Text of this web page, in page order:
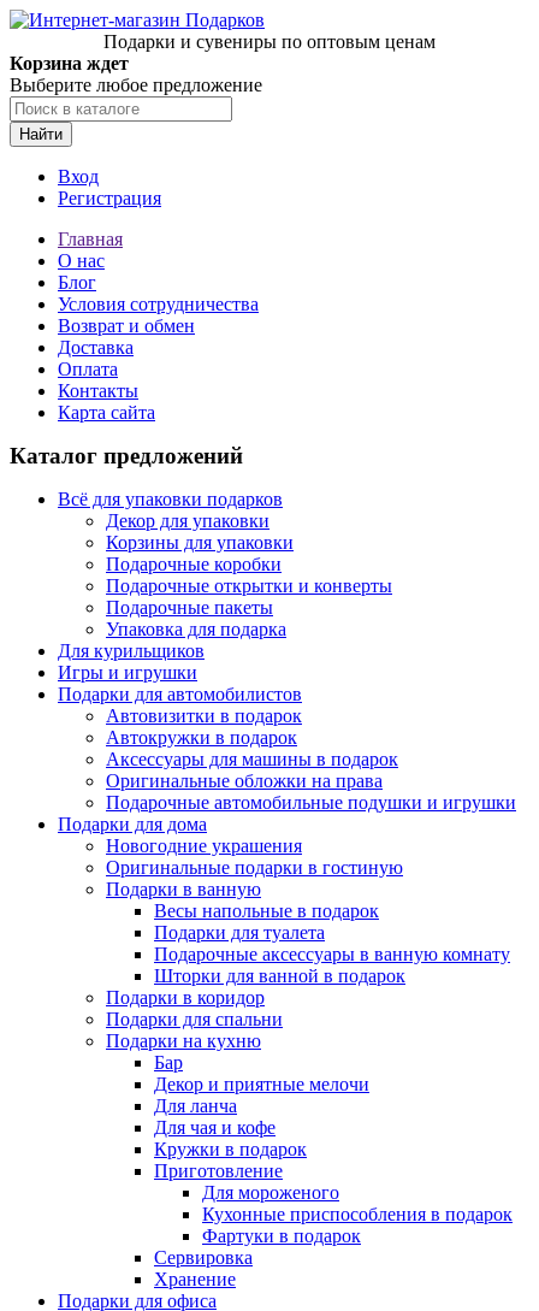
Подарки и сувениры по оптовым ценам
Корзина ждет
Выберите любое предложение
Найти
Вход
Регистрация
Главная
О нас
Блог
Условия сотрудничества
Возврат и обмен
Доставка
Оплата
Контакты
Карта сайта
Каталог предложений
Всё для упаковки подарков
Декор для упаковки
Корзины для упаковки
Подарочные коробки
Подарочные открытки и конверты
Подарочные пакеты
Упаковка для подарка
Для курильщиков
Игры и игрушки
Подарки для автомобилистов
Автовизитки в подарок
Автокружки в подарок
Аксессуары для машины в подарок
Оригинальные обложки на права
Подарочные автомобильные подушки и игрушки
Подарки для дома
Новогодние украшения
Оригинальные подарки в гостиную
Подарки в ванную
Весы напольные в подарок
Подарки для туалета
Подарочные аксессуары в ванную комнату
Шторки для ванной в подарок
Подарки в коридор
Подарки для спальни
Подарки на кухню
Бар
Декор и приятные мелочи
Для ланча
Для чая и кофе
Кружки в подарок
Приготовление
Для мороженого
Кухонные приспособления в подарок
Фартуки в подарок
Сервировка
Хранение
Подарки для офиса